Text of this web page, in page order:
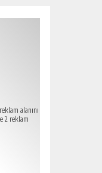
reklam alanını
2 reklam